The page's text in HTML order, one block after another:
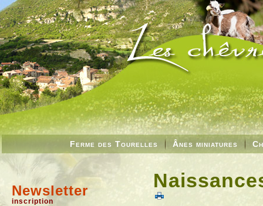
Ferme des Tourelles Ânes miniatures
Newsletter
inscription